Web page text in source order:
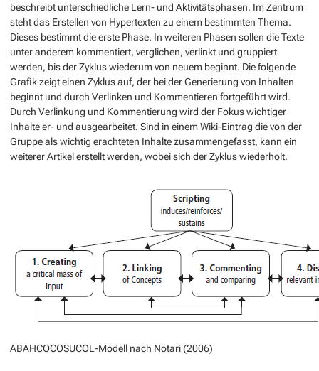
beschreibt unterschiedliche Lern- und Aktivitätsphasen. Im Zentrum
steht das Erstellen von Hypertexten zu einem bestimmten Thema.
Dieses bestimmt die erste Phase. In weiteren Phasen sollen die Texte
unter anderem kommentiert, verglichen, verlinkt und gruppiert
werden, bis der Zyklus wiederum von neuem beginnt. Die folgende
Grafik zeigt einen Zyklus auf, der bei der Generierung von Inhalten
beginnt und durch Verlinken und Kommentieren fortgeführt wird.
Durch Verlinkung und Kommentierung wird der Fokus wichtiger
Inhalte er- und ausgearbeitet. Sind in einem Wiki-Eintrag die von der
Gruppe als wichtig erachteten Inhalte zusammengefasst, kann ein
weiterer Artikel erstellt werden, wobei sich der Zyklus wiederholt.
ABAHCOCOSUCOL-Modell nach Notari (2006)